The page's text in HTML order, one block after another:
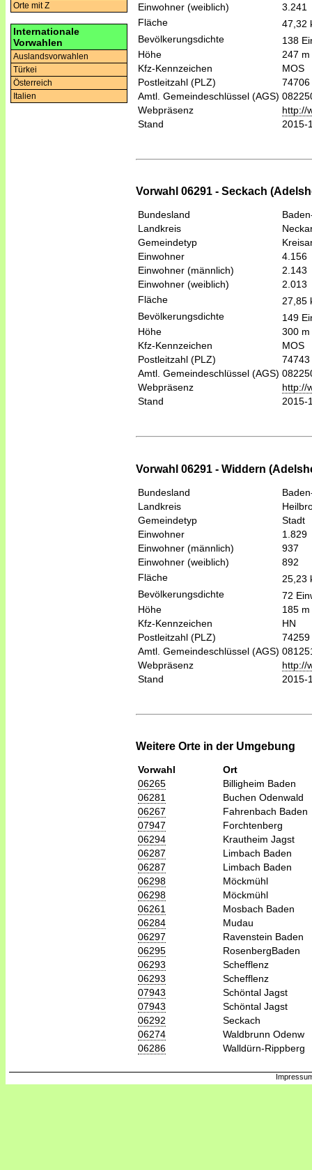
Orte mit Z
Internationale
Vorwahlen
Auslandsvorwahlen
Türkei
Österreich
Italien
Einwohner (weiblich)
3.241
Fläche
47,32
Bevölkerungsdichte
138
Höhe
247
Kfz-Kennzeichen
MOS
Postleitzahl (PLZ)
74706
Amtl. Gemeindeschlüssel (AGS)
Webpräsenz
http://
Stand
2015-
Vorwahl 06291 - Seckach
Bundesland
Landkreis
Gemeindetyp
Einwohner
4.156
Einwohner (männlich)
2.143
Einwohner (weiblich)
2.013
Fläche
27,85
Bevölkerungsdichte
149
Höhe
300 m
Kfz-Kennzeichen
MOS
Postleitzahl (PLZ)
74743
Amtl. Gemeindeschlüssel (AGS)
Webpräsenz
http://
Stand
2015-
Vorwahl 06291 - Widdern
Bundesland
Landkreis
Gemeindetyp
Stadt
Einwohner
1.829
Einwohner (männlich)
937
Einwohner (weiblich)
892
Fläche
25,23
Bevölkerungsdichte
72
Höhe
185
Kfz-Kennzeichen
HN
Postleitzahl (PLZ)
74259
Amtl. Gemeindeschlüssel (AGS)
Webpräsenz
http://
Stand
2015-
Weitere Orte in der Umgebung
Vorwahl
Ort
06265
Billigheim Baden
06281
Buchen Odenwald
06267
Fahrenbach Baden
07947
Forchtenberg
06294
Krautheim Jagst
06287
Limbach Baden
06287
Limbach Baden
06298
Möckmühl
06298
Möckmühl
06261
Mosbach Baden
06284
Mudau
06297
Ravenstein Baden
06295
RosenbergBaden
06293
Schefflenz
06293
Schefflenz
07943
Schöntal Jagst
07943
Schöntal Jagst
06292
Seckach
06274
Waldbrunn Odenw
06286
Walldürn-Rippberg